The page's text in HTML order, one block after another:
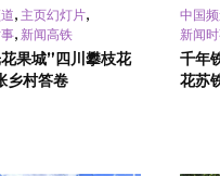
, 主页幻灯片,
, 新闻高铁
果城”四川攀枝花
乡村答卷
中国
新闻
千年
花苏